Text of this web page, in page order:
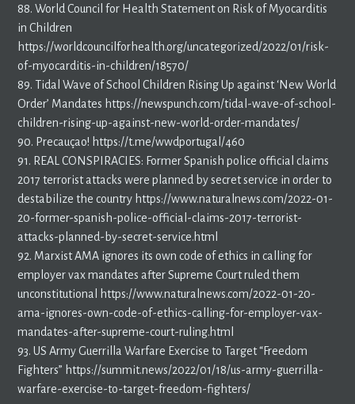
88. World Council for Health Statement on Risk of Myocarditis
in Children
https://worldcouncilforhealth.org/uncategorized/2022/01/risk-
of-myocarditis-in-children/18570/
89. Tidal Wave of School Children Rising Up against ‘New World
Order’ Mandates https://newspunch.com/tidal-wave-of-school-
children-rising-up-against-new-world-order-mandates/
90. Precauçao! https://t.me/wwdportugal/460
91. REAL CONSPIRACIES: Former Spanish police official claims
2017 terrorist attacks were planned by secret service in order to
destabilize the country https://www.naturalnews.com/2022-01-
20-former-spanish-police-official-claims-2017-terrorist-
attacks-planned-by-secret-service.html
92. Marxist AMA ignores its own code of ethics in calling for
employer vax mandates after Supreme Court ruled them
unconstitutional https://www.naturalnews.com/2022-01-20-
ama-ignores-own-code-of-ethics-calling-for-employer-vax-
mandates-after-supreme-court-ruling.html
93. US Army Guerrilla Warfare Exercise to Target “Freedom
Fighters” https://summit.news/2022/01/18/us-army-guerrilla-
warfare-exercise-to-target-freedom-fighters/